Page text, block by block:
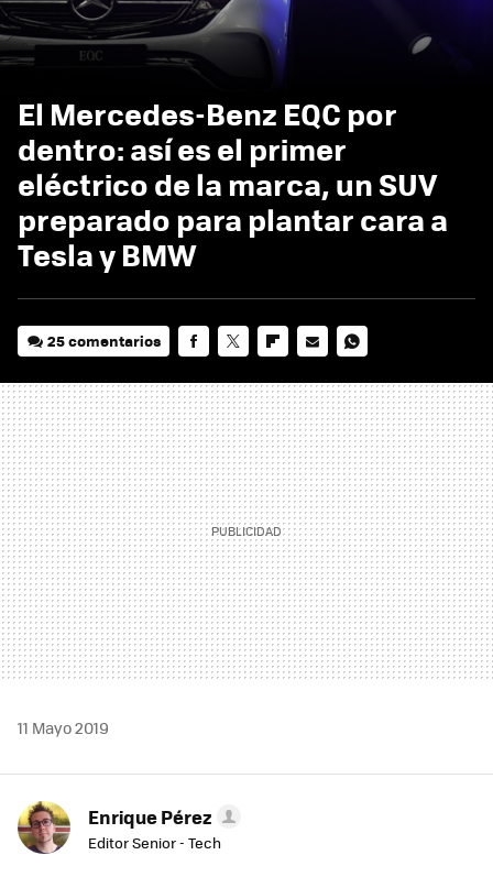
El Mercedes-Benz EQC por
dentro: así es el primer
eléctrico de la marca, un SUV
preparado para plantar cara a
Tesla y BMW
25 comentarios
MAIL
11 Mayo 2019
Enrique Pérez
Editor Senior - Tech